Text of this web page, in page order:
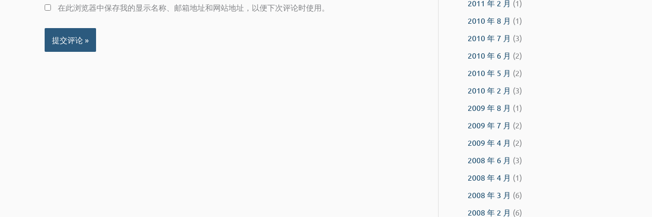
箱
在此浏览器中保存我的显示名称、邮箱地址和网站地址，以便下次评论时使用。 2011 年 2 月 (1)
2010 年 8 月 (1)
2010 年 7 月 (3)
2010 年 6 月 (2)
2010 年 5 月 (2)
2010 年 2 月 (3)
2009 年 8 月 (1)
2009 年 7 月 (2)
2009 年 4 月 (2)
2008 年 6 月 (3)
2008 年 4 月 (1)
2008 年 3 月 (6)
2008 年 2 月 (6)